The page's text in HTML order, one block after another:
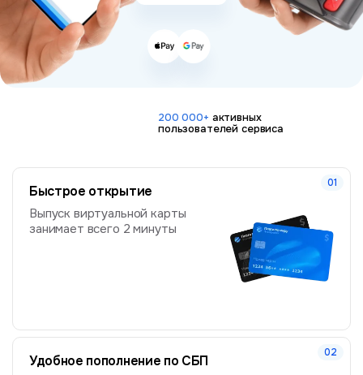
200 000+ активных
пользователей сервиса
Быстрое открытие
Выпуск виртуальной карты
занимает всего 2 минуты
Удобное пополнение по СБП